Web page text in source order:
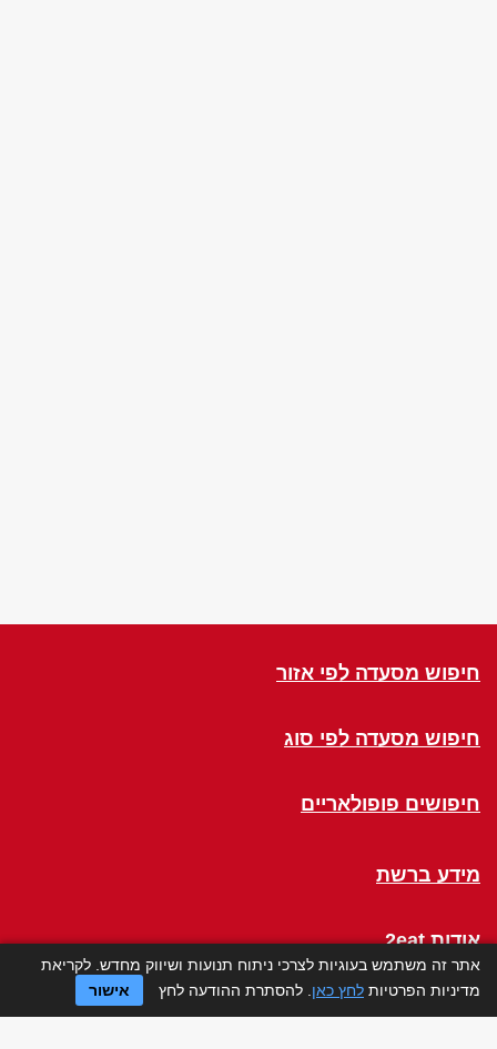
חיפוש מסעדה לפי אזור
חיפוש מסעדה לפי סוג
חיפושים פופולאריים
מידע ברשת
אודות 2eat
Click a Table
אתר זה משתמש בעוגיות לצרכי ניתוח תנועות ושיווק מחדש. לקריאת
מדיניות הפרטיות לחץ כאן . להסתרת ההודעה לחץ אישור